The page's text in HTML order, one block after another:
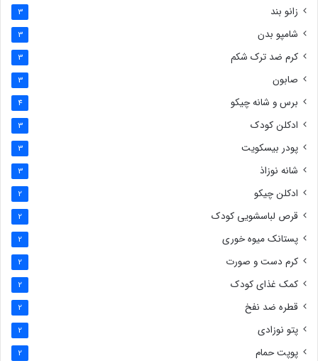
زانو بند 3
شامپو بدن 3
کرم ضد ترک شکم 3
صابون 3
برس و شانه چیکو 4
ادکلن کودک 3
پودر بیسکویت 3
شانه نوزاذ 3
ادکلن چیکو 2
قرص لباسشویی کودک 2
پستانک میوه خوری 2
کرم دست و صورت 2
کمک غذای کودک 2
قطره ضد نفخ 2
پتو نوزادی 2
پوپت حمام 2